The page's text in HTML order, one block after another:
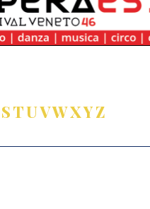
STUVWXYZ